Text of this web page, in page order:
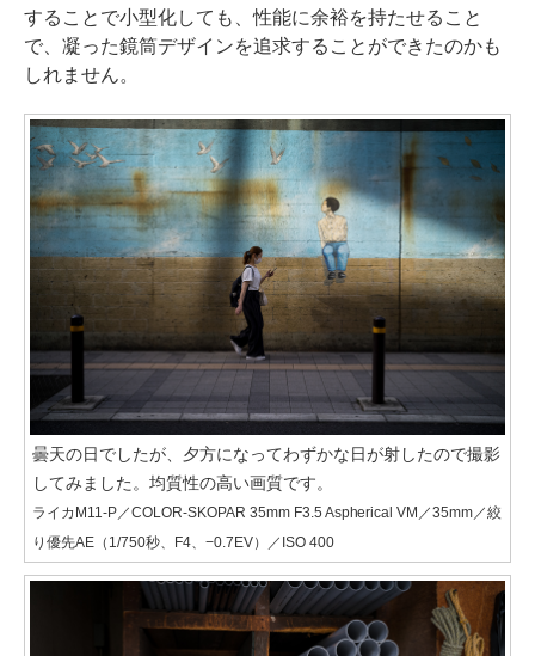
することで小型化しても、性能に余裕を持たせること
で、凝った鏡筒デザインを追求することができたのかも
しれません。
曇天の日でしたが、夕方になってわずかな日が射したので撮影
してみました。均質性の高い画質です。
ライカM11-P／COLOR-SKOPAR 35mm F3.5 Aspherical VM／35mm／絞
り優先AE（1/750秒、F4、−0.7EV）／ISO 400